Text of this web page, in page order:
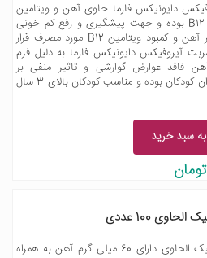
دایونیکس فارما حاوی آهن و ویتامین
های B6 و B12 بوده و جهت پیشگیری و رفع کم خونی
ناشی از فقر آهن و کمبود ویتامین B12 مورد مصرف قرار
آیروفیکس دایونیکس فارما به دلیل فرم
آهن فاقد عوارض گوارشی و تاثیر منفی بر
سلامت دندان کودکان بوده و مناسب کودکان بالای 3 سال
سبد خرید
100 عددی
قرص فرفولیک الحاوی دارای 60 میلی گرم آهن به همراه